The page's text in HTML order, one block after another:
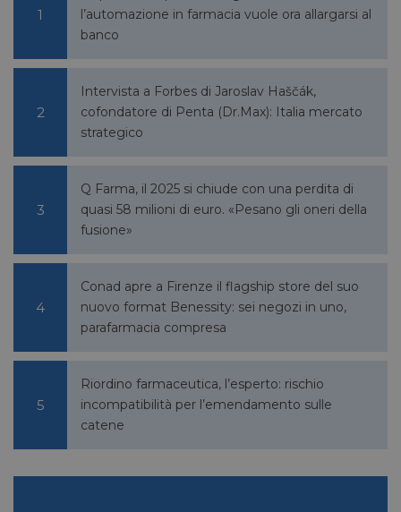
l’automazione in farmacia vuole ora allargarsi al
banco
Intervista a Forbes di Jaroslav Haščák,
cofondatore di Penta (Dr.Max): Italia mercato
strategico
Q Farma, il 2025 si chiude con una perdita di
quasi 58 milioni di euro. «Pesano gli oneri della
fusione»
Conad apre a Firenze il flagship store del suo
nuovo format Benessity: sei negozi in uno,
parafarmacia compresa
Riordino farmaceutica, l’esperto: rischio
incompatibilità per l’emendamento sulle
catene
.linkedin.com
lidc
Microsoft
Corporation
.linkedin.com
YSC
Google LLC
Sessione
__Secure-ROLLOUT_TOKEN .youtube.com
settimane
VISITOR_INFO1_LIVE